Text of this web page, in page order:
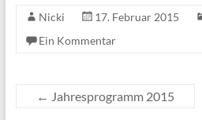
Nicki 17. Februar 2015
Ein Kommentar
← Jahresprogramm 2015